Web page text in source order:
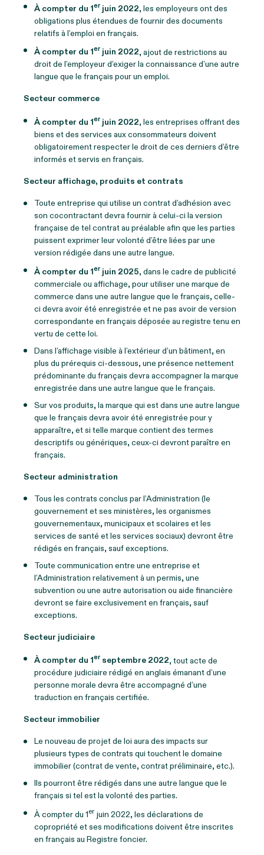
À compter du 1er juin 2022, les employeurs ont des
obligations plus étendues de fournir des documents
relatifs à l’emploi en français.
À compter du 1er juin 2022, ajout de restrictions au
droit de l’employeur d’exiger la connaissance d’une autre
langue que le français pour un emploi.
Secteur commerce
À compter du 1er juin 2022, les entreprises offrant des
biens et des services aux consommateurs doivent
obligatoirement respecter le droit de ces derniers d’être
informés et servis en français.
Secteur affichage, produits et contrats
Toute entreprise qui utilise un contrat d’adhésion avec
son cocontractant devra fournir à celui-ci la version
française de tel contrat au préalable afin que les parties
puissent exprimer leur volonté d’être liées par une
version rédigée dans une autre langue.
À compter du 1er juin 2025, dans le cadre de publicité
commerciale ou affichage, pour utiliser une marque de
commerce dans une autre langue que le français, celle-
ci devra avoir été enregistrée et ne pas avoir de version
correspondante en français déposée au registre tenu en
vertu de cette loi.
Dans l’affichage visible à l’extérieur d’un bâtiment, en
plus du prérequis ci-dessous, une présence nettement
prédominante du français devra accompagner la marque
enregistrée dans une autre langue que le français.
Sur vos produits, la marque qui est dans une autre langue
que le français devra avoir été enregistrée pour y
apparaître, et si telle marque contient des termes
descriptifs ou génériques, ceux-ci devront paraître en
français.
Secteur administration
Tous les contrats conclus par l’Administration (le
gouvernement et ses ministères, les organismes
gouvernementaux, municipaux et scolaires et les
services de santé et les services sociaux) devront être
rédigés en français, sauf exceptions.
Toute communication entre une entreprise et
l’Administration relativement à un permis, une
subvention ou une autre autorisation ou aide financière
devront se faire exclusivement en français, sauf
exceptions.
Secteur judiciaire
À compter du 1er septembre 2022, tout acte de
procédure judiciaire rédigé en anglais émanant d’une
personne morale devra être accompagné d’une
traduction en français certifiée.
Secteur immobilier
Le nouveau de projet de loi aura des impacts sur
plusieurs types de contrats qui touchent le domaine
immobilier (contrat de vente, contrat préliminaire, etc.).
Ils pourront être rédigés dans une autre langue que le
français si tel est la volonté des parties.
À compter du 1er juin 2022, les déclarations de
copropriété et ses modifications doivent être inscrites
en français au Registre foncier.